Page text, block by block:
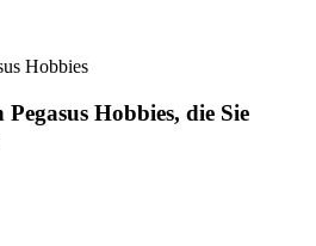
Hobbies
Hobbies, die Sie